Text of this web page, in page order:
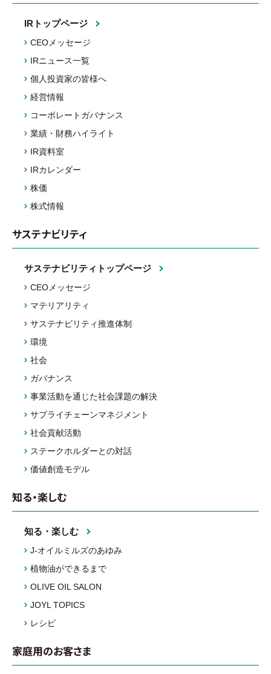
IRトップページ
CEOメッセージ
IRニュース一覧
個人投資家の皆様へ
経営情報
コーポレートガバナンス
業績・財務ハイライト
IR資料室
IRカレンダー
株価
株式情報
サステナビリティ
サステナビリティトップページ
CEOメッセージ
マテリアリティ
サステナビリティ推進体制
環境
社会
ガバナンス
事業活動を通じた社会課題の解決
サプライチェーンマネジメント
社会貢献活動
ステークホルダーとの対話
価値創造モデル
知る・楽しむ
知る・楽しむ
J-オイルミルズのあゆみ
植物油ができるまで
OLIVE OIL SALON
JOYL TOPICS
レシピ
家庭用のお客さま